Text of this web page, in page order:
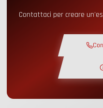
Corso Teorico
Giro di Ricognizione
Contattaci per creare